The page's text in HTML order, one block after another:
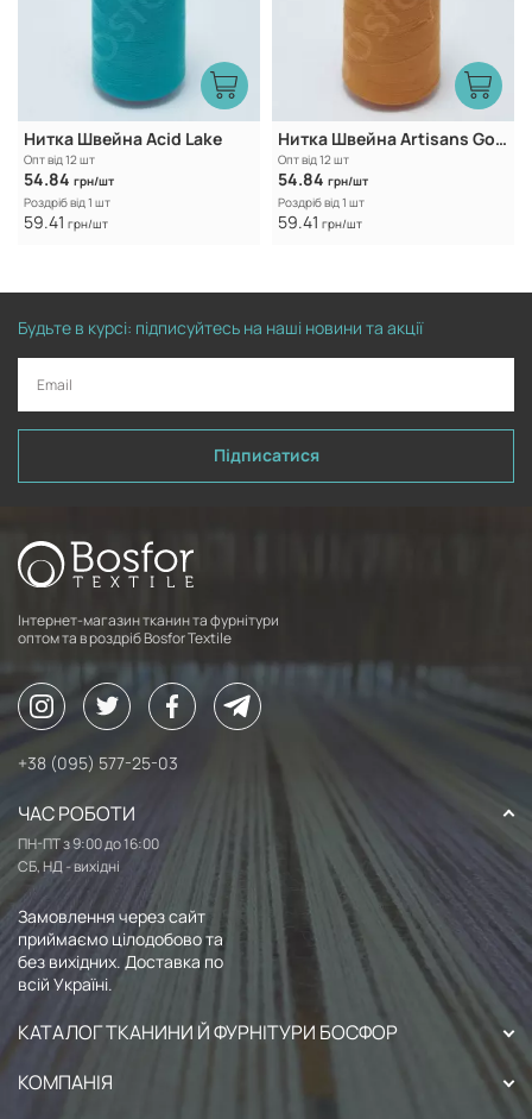
Нитка Швейна Acid Lake
Опт від 12 шт
54.84 грн/шт
Роздріб від 1 шт
59.41 грн/шт
Нитка Швейна Artisans Gold
Опт від 12 шт
54.84 грн/шт
Роздріб від 1 шт
59.41 грн/шт
Будьте в курсі: підписуйтесь на наші новини та акції
Підписатися
Інтернет-магазин тканин та фурнітури
оптом та в роздріб Bosfor Textile
+38 (095) 577-25-03
ЧАС РОБОТИ
ПН-ПТ з 9:00 до 16:00
СБ, НД - вихідні
Замовлення через сайт
приймаємо цілодобово та
без вихідних. Доставка по
всій Україні.
КАТАЛОГ ТКАНИНИ Й ФУРНІТУРИ БОСФОР
КОМПАНІЯ